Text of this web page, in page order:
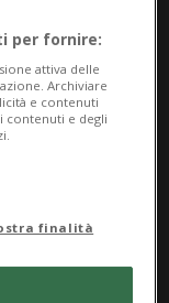
2 mesi
trovato
da un
per fornire:
attiva delle
Archiviare
e contenuti
contenuti e degli
finalità